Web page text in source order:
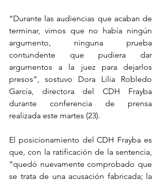
“Durante las audiencias que acaban de
terminar, vimos que no había ningún
argumento, ninguna prueba
contundente que pudiera dar
argumentos a la juez para dejarlos
presos”, sostuvo Dora Lilia Robledo
García, directora del CDH Frayba
durante conferencia de prensa
realizada este martes (23).
El posicionamiento del CDH Frayba es
que, con la ratificación de la sentencia,
“quedó nuevamente comprobado que
se trata de una acusación fabricada; la